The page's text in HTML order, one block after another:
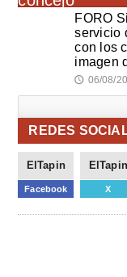
FORO
servicio
con los
imagen
🕔 06/08/
REDES
ElTapin
Facebook
ElTapin
X